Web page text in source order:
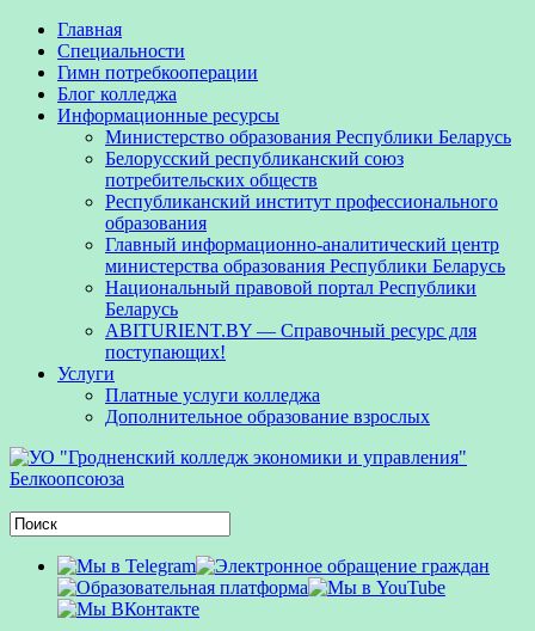
Главная
Специальности
Гимн потребкооперации
Блог колледжа
Информационные ресурсы
Министерство образования Республики Беларусь
Белорусский республиканский союз
потребительских обществ
Республиканский институт профессионального
образования
Главный информационно-аналитический центр
министерства образования Республики Беларусь
Национальный правовой портал Республики
Беларусь
ABITURIENT.BY — Справочный ресурс для
поступающих!
Услуги
Платные услуги колледжа
Дополнительное образование взрослых